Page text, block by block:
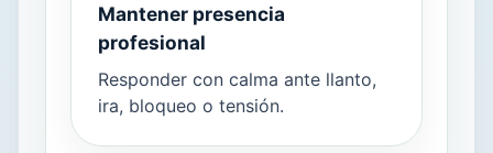
Mantener presencia
profesional
Responder con calma ante llanto,
ira, bloqueo o tensión.